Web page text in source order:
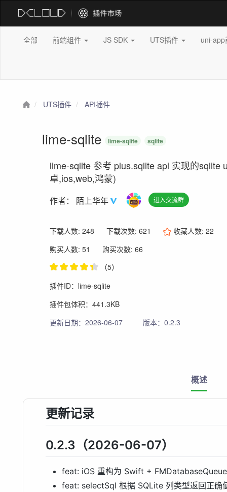
全部 前端组件 JS SDK UTS插件 uni-
UTS插件 API插件
lime-sqlite lime-sqlite sqlite
lime-sqlite 参考 plus.sqlite api 实现的
卓,ios,web,鸿蒙)
作者： 陌上华年 进入交流群
下载人数: 248 下载次数: 621 收藏人数:22
购买人数: 51
购买次数: 66
（5）
插件ID：lime-sqlite
插件包体积：441.3KB
更新日期：2026-06-07
版本：0.2.3
概述
更新记录
0.2.3（2026-06-07）
feat: iOS 重构为 Swift +
feat: selectSql 根据 SQLite 列类型返回正